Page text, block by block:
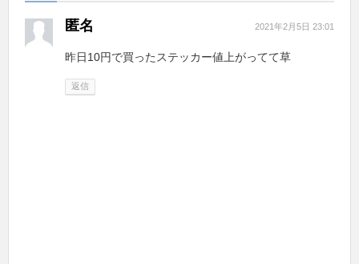
匿名 2021年2月5日 23:01
昨日10円で買ったステッカー値上がってて草
返信